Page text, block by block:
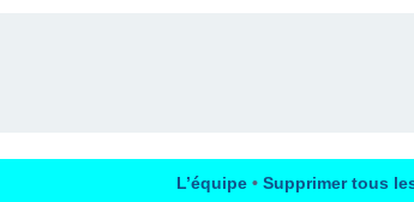
L’équipe• Supprimer tous